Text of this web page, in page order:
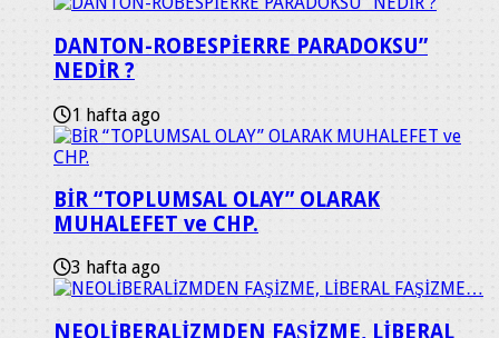
DANTON-ROBESPİERRE PARADOKSU”
NEDİR ?
1 hafta ago
BİR “TOPLUMSAL OLAY” OLARAK
MUHALEFET ve CHP.
3 hafta ago
NEOLİBERALİZMDEN FAŞİZME, LİBERAL